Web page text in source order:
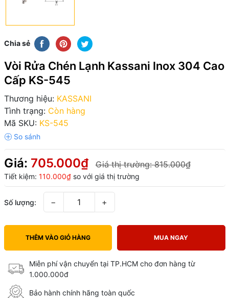
Chia sẻ
Vòi Rửa Chén Lạnh Kassani Inox 304 Cao
Cấp KS-545
Thương hiệu: KASSANI
Tình trạng: Còn hàng
Mã SKU: KS-545
Giá: 705.000₫ Giá thị trường:815.000₫
Tiết kiệm: 110.000₫so với giá thị trường
Số lượng: − +
THÊM VÀO GIỎ HÀNG MUA NGAY
Miễn phí vận chuyển tại TP.HCM cho đơn hàng từ
1.000.000đ
Bảo hành chính hãng toàn quốc